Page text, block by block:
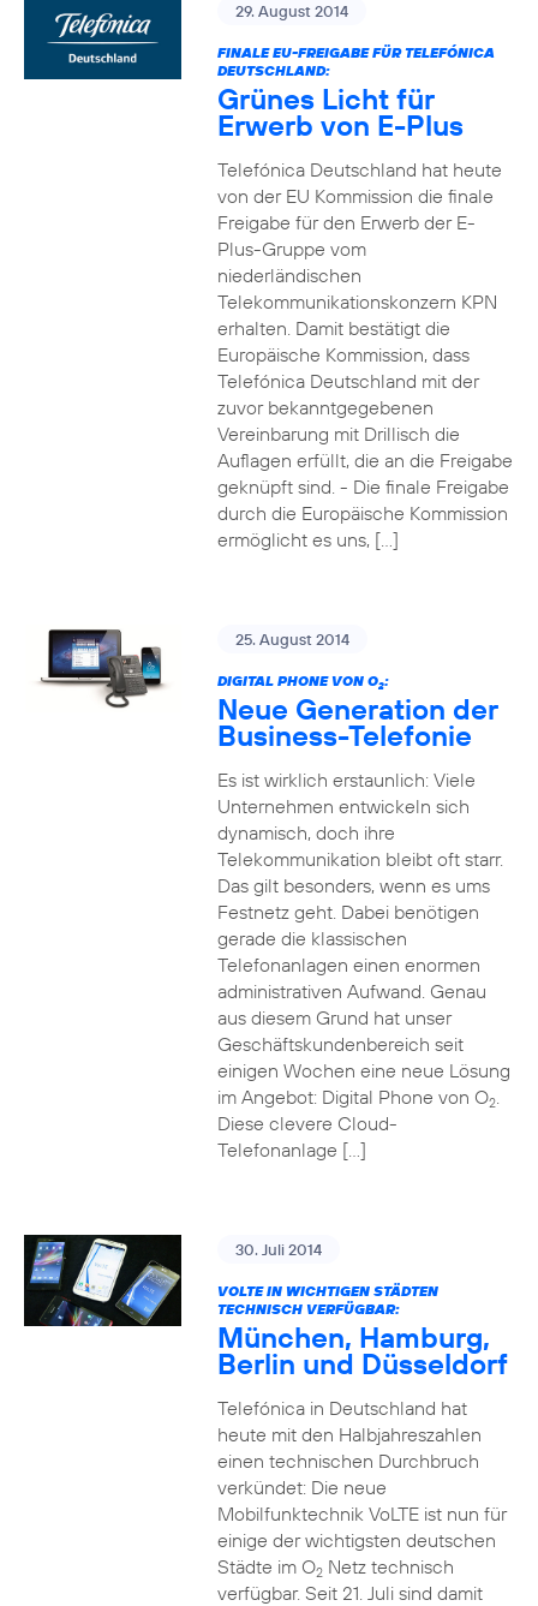
29. August 2014
FINALE EU-FREIGABE FÜR TELEFÓNICA
DEUTSCHLAND:
Grünes Licht für
Erwerb von E-Plus
Telefónica Deutschland hat heute
von der EU Kommission die finale
Freigabe für den Erwerb der E-
Plus-Gruppe vom
niederländischen
Telekommunikationskonzern KPN
erhalten. Damit bestätigt die
Europäische Kommission, dass
Telefónica Deutschland mit der
zuvor bekanntgegebenen
Vereinbarung mit Drillisch die
Auflagen erfüllt, die an die Freigabe
geknüpft sind. - Die finale Freigabe
durch die Europäische Kommission
ermöglicht es uns, […]
25. August 2014
DIGITAL PHONE VON O2:
Neue Generation der
Business-Telefonie
Es ist wirklich erstaunlich: Viele
Unternehmen entwickeln sich
dynamisch, doch ihre
Telekommunikation bleibt oft starr.
Das gilt besonders, wenn es ums
Festnetz geht. Dabei benötigen
gerade die klassischen
Telefonanlagen einen enormen
administrativen Aufwand. Genau
aus diesem Grund hat unser
Geschäftskundenbereich seit
einigen Wochen eine neue Lösung
im Angebot: Digital Phone von O2.
Diese clevere Cloud-
Telefonanlage […]
30. Juli 2014
VOLTE IN WICHTIGEN STÄDTEN
TECHNISCH VERFÜGBAR:
München, Hamburg,
Berlin und Düsseldorf
Telefónica in Deutschland hat
heute mit den Halbjahreszahlen
einen technischen Durchbruch
verkündet: Die neue
Mobilfunktechnik VoLTE ist nun für
einige der wichtigsten deutschen
Städte im O2Netz technisch
verfügbar. Seit 21. Juli sind damit